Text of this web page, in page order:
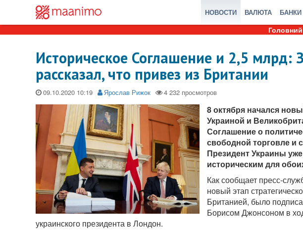
НОВОСТИ ВАЛЮТА БАНКИ
Историческое Соглашение и 2,5 млрд:
рассказал, что привез из Британии
09.10.2020 Ярослав Рижок
8 октября начался
Украиной и
Соглашение о
свободной торговле и
Президент Украины
историческим для
Как сообщает пресс-
новый этап
Британией, было
Борисом Джонсоном в
украинского президента в Лондон.